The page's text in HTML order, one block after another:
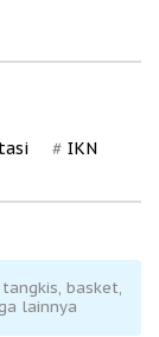
IKN
basket,
lainnya